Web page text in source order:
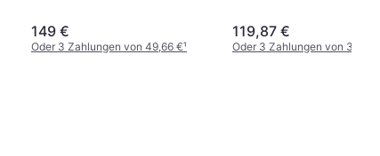
149 €
Oder 3 Zahlungen von 49,66 €¹
119,87 €
Oder 3 Zahlungen von 39,95